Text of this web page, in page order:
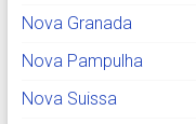
Nova Granada
Nova Pampulha
Nova Suissa